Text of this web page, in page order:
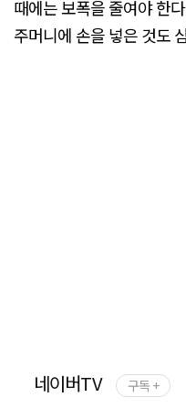
때에는 보폭을 줄여야 한
주머니에 손을 넣은 것도
네이버TV 구독 +